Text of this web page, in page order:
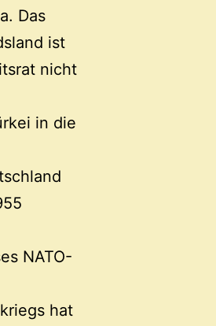
Das
ist
nicht
in die
NATO-
hat